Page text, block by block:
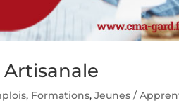
, Formations,Jeunes /